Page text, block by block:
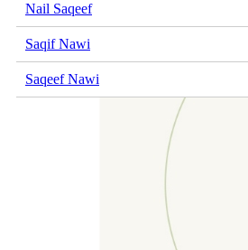
Nail Saqeef
Saqif Nawi
Saqeef Nawi